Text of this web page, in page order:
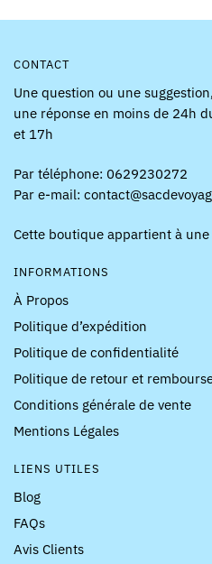
CONTACT
Une question ou une
une réponse en moins de 24h
et 17h
Par téléphone: 0629230272
Par e-mail:
Cette boutique appartient à
INFORMATIONS
À Propos
Politique d’expédition
Politique de confidentialité
Politique de retour et
Conditions générale de vente
Mentions Légales
LIENS UTILES
Blog
FAQs
Avis Clients